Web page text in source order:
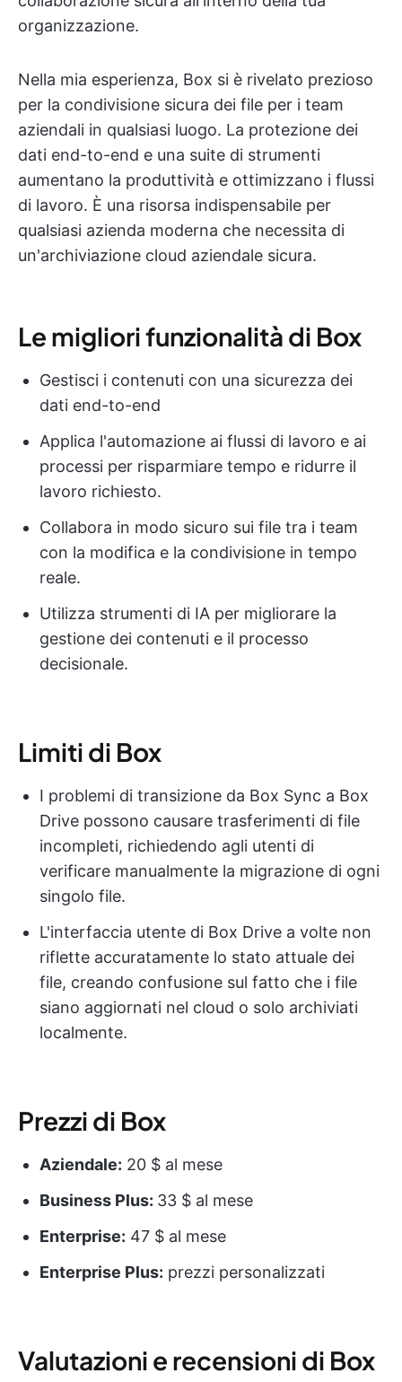
organizzazione.
Nella mia esperienza, Box si è rivelato prezioso
per la condivisione sicura dei file per i team
aziendali in qualsiasi luogo. La protezione dei
dati end-to-end e una suite di strumenti
aumentano la produttività e ottimizzano i flussi
di lavoro. È una risorsa indispensabile per
qualsiasi azienda moderna che necessita di
un'archiviazione cloud aziendale sicura.
Le migliori funzionalità di Box
Gestisci i contenuti con una sicurezza dei
dati end-to-end
Applica l'automazione ai flussi di lavoro e ai
processi per risparmiare tempo e ridurre il
lavoro richiesto.
Collabora in modo sicuro sui file tra i team
con la modifica e la condivisione in tempo
reale.
Utilizza strumenti di IA per migliorare la
gestione dei contenuti e il processo
decisionale.
Limiti di Box
I problemi di transizione da Box Sync a Box
Drive possono causare trasferimenti di file
incompleti, richiedendo agli utenti di
verificare manualmente la migrazione di ogni
singolo file.
L'interfaccia utente di Box Drive a volte non
riflette accuratamente lo stato attuale dei
file, creando confusione sul fatto che i file
siano aggiornati nel cloud o solo archiviati
localmente.
Prezzi di Box
Aziendale: 20 $ al mese
Business Plus: 33 $ al mese
Enterprise: 47 $ al mese
Enterprise Plus: prezzi personalizzati
Valutazioni e recensioni di Box